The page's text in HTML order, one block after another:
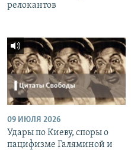
релокантов
09 ИЮЛЯ 2026
Удары по Киеву, споры о
пацифизме Галяминой и